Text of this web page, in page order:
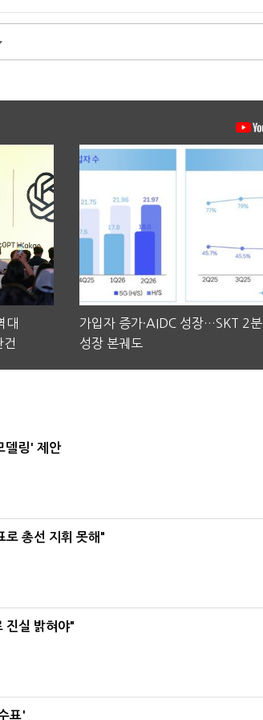
대
건
가입자 증가·AIDC 성장…SKT 2
성장 본궤도
델링' 제안
총선 지휘 못해"
진실 밝혀야"
표'